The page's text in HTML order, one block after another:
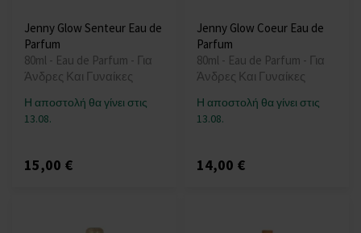
Jenny Glow Senteur Eau de
Parfum
80ml - Eau de Parfum - Για
Άνδρες Και Γυναίκες
Η αποστολή θα γίνει στις
13.08.
15,00 €
Jenny Glow Coeur Eau de
Parfum
80ml - Eau de Parfum - Για
Άνδρες Και Γυναίκες
Η αποστολή θα γίνει στις
13.08.
14,00 €